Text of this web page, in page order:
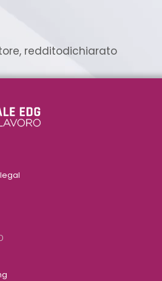
, redditodichiarato